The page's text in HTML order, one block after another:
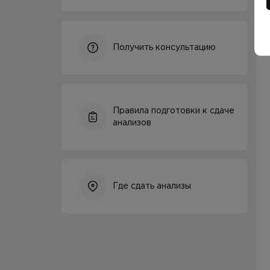
Получить консультацию
Правила подготовки к сдаче
анализов
Где сдать анализы